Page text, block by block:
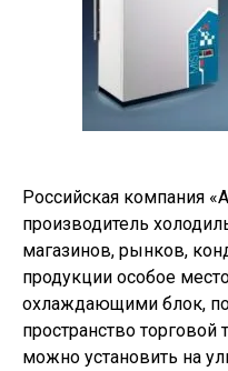
Российская компания
производитель
магазинов, рынков,
продукции особое
охлаждающими блок,
пространство
можно установить на